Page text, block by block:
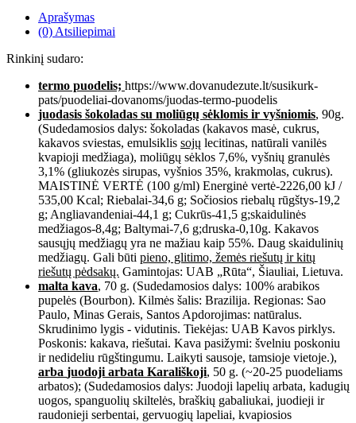
Aprašymas
(0) Atsiliepimai
Rinkinį sudaro:
termo puodelis; https://www.dovanudezute.lt/susikurk-
pats/puodeliai-dovanoms/juodas-termo-puodelis
juodasis šokoladas su moliūgų sėklomis ir vyšniomis, 90g.
(Sudedamosios dalys: šokoladas (kakavos masė, cukrus,
kakavos sviestas, emulsiklis sojų lecitinas, natūrali vanilės
kvapioji medžiaga), moliūgų sėklos 7,6%, vyšnių granulės
3,1% (gliukozės sirupas, vyšnios 35%, krakmolas, cukrus).
MAISTINĖ VERTĖ (100 g/ml) Energinė vertė-2226,00 kJ /
535,00 Kcal; Riebalai-34,6 g; Sočiosios riebalų rūgštys-19,2
g; Angliavandeniai-44,1 g; Cukrūs-41,5 g;skaidulinės
medžiagos-8,4g; Baltymai-7,6 g;druska-0,10g. Kakavos
sausųjų medžiagų yra ne mažiau kaip 55%. Daug skaidulinių
medžiagų. Gali būti pieno, glitimo, žemės riešutų ir kitų
riešutų pėdsakų. Gamintojas: UAB „Rūta“, Šiauliai, Lietuva.
malta kava, 70 g. (Sudedamosios dalys: 100% arabikos
pupelės (Bourbon). Kilmės šalis: Brazilija. Regionas: Sao
Paulo, Minas Gerais, Santos Apdorojimas: natūralus.
Skrudinimo lygis - vidutinis. Tiekėjas: UAB Kavos pirklys.
Poskonis: kakava, riešutai. Kava pasižymi: švelniu poskoniu
ir nedideliu rūgštingumu. Laikyti sausoje, tamsioje vietoje.),
arba juodoji arbata Karališkoji, 50 g. (~20-25 puodeliams
arbatos); (Sudedamosios dalys: Juodoji lapelių arbata, kadugių
uogos, spanguolių skiltelės, braškių gabaliukai, juodieji ir
raudonieji serbentai, gervuogių lapeliai, kvapiosios